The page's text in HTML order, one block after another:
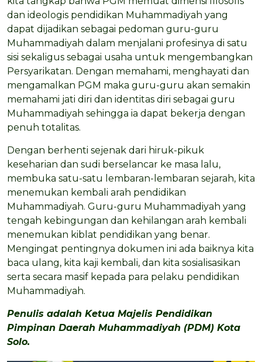
dan ideologis pendidikan Muhammadiyah yang
dapat dijadikan sebagai pedoman guru-guru
Muhammadiyah dalam menjalani profesinya di satu
sisi sekaligus sebagai usaha untuk mengembangkan
Persyarikatan. Dengan memahami, menghayati dan
mengamalkan PGM maka guru-guru akan semakin
memahami jati diri dan identitas diri sebagai guru
Muhammadiyah sehingga ia dapat bekerja dengan
penuh totalitas.
Dengan berhenti sejenak dari hiruk-pikuk
keseharian dan sudi berselancar ke masa lalu,
membuka satu-satu lembaran-lembaran sejarah, kita
menemukan kembali arah pendidikan
Muhammadiyah. Guru-guru Muhammadiyah yang
tengah kebingungan dan kehilangan arah kembali
menemukan kiblat pendidikan yang benar.
Mengingat pentingnya dokumen ini ada baiknya kita
baca ulang, kita kaji kembali, dan kita sosialisasikan
serta secara masif kepada para pelaku pendidikan
Muhammadiyah.
Penulis adalah Ketua Majelis Pendidikan
Pimpinan Daerah Muhammadiyah (PDM) Kota
Solo.